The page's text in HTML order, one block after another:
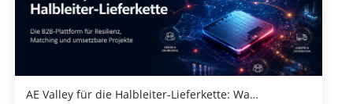
AE Valley für die Halbleiter-Lieferkette: Wa…